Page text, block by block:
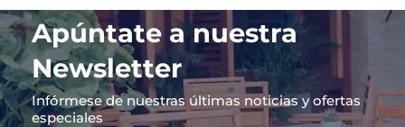
Apúntate a nuestra
Newsletter
Infórmese de nuestras últimas noticias y ofertas
especiales